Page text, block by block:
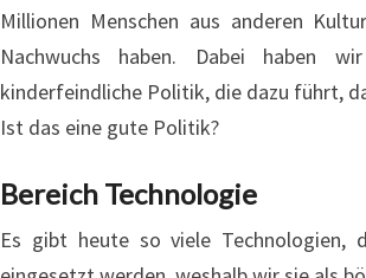
Millionen Menschen aus anderen
Nachwuchs haben. Dabei haben
kinderfeindliche Politik, die dazu führt,
Ist das eine gute Politik?
Bereich Technologie
Es gibt heute so viele Technologien,